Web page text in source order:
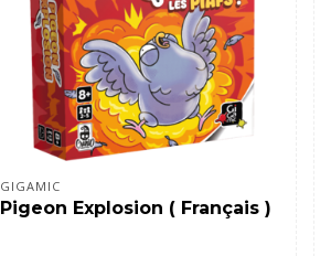
GIGAMIC
Pigeon Explosion ( Français )